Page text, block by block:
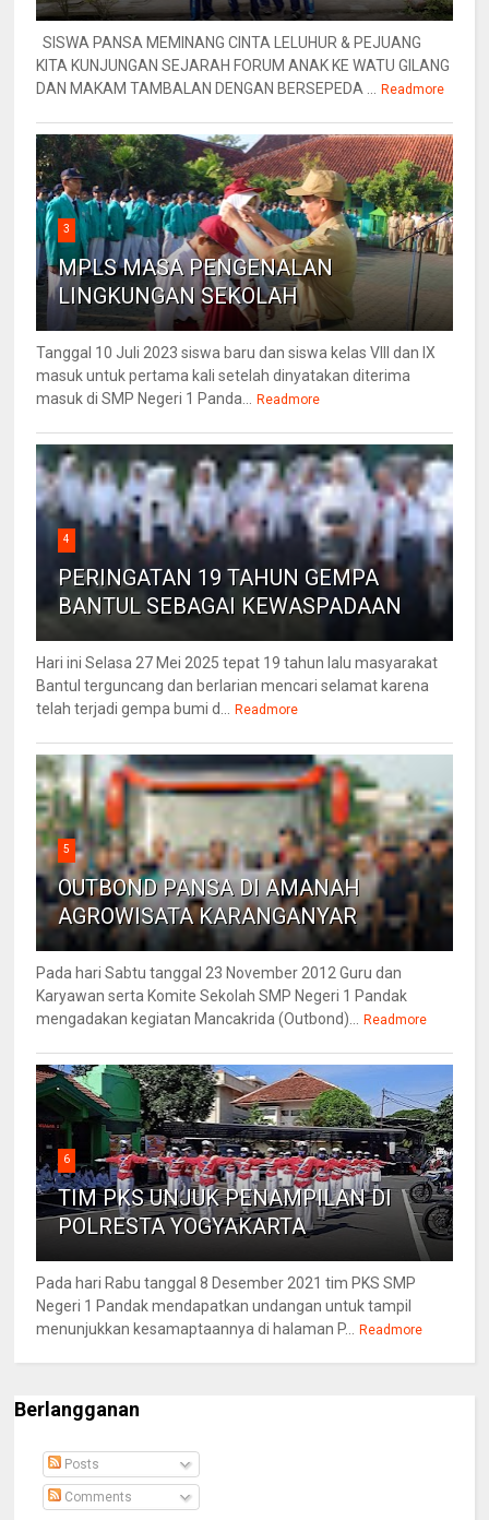
SISWA PANSA MEMINANG CINTA LELUHUR & PEJUANG
KITA KUNJUNGAN SEJARAH FORUM ANAK KE WATU GILANG
DAN MAKAM TAMBALAN DENGAN BERSEPEDA ...
Readmore
3
MPLS MASA PENGENALAN
LINGKUNGAN SEKOLAH
Tanggal 10 Juli 2023 siswa baru dan siswa kelas VIII dan IX
masuk untuk pertama kali setelah dinyatakan diterima
masuk di SMP Negeri 1 Panda...
Readmore
4
PERINGATAN 19 TAHUN GEMPA
BANTUL SEBAGAI KEWASPADAAN
Hari ini Selasa 27 Mei 2025 tepat 19 tahun lalu masyarakat
Bantul terguncang dan berlarian mencari selamat karena
telah terjadi gempa bumi d...
Readmore
5
OUTBOND PANSA DI AMANAH
AGROWISATA KARANGANYAR
Pada hari Sabtu tanggal 23 November 2012 Guru dan
Karyawan serta Komite Sekolah SMP Negeri 1 Pandak
mengadakan kegiatan Mancakrida (Outbond)...
Readmore
6
TIM PKS UNJUK PENAMPILAN DI
POLRESTA YOGYAKARTA
Pada hari Rabu tanggal 8 Desember 2021 tim PKS SMP
Negeri 1 Pandak mendapatkan undangan untuk tampil
menunjukkan kesamaptaannya di halaman P...
Readmore
Berlangganan
Posts
Comments